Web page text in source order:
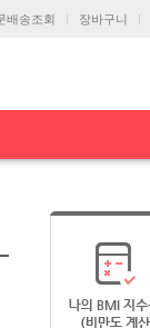
배송조회 장바구니